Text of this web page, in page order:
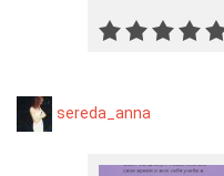
sereda_anna